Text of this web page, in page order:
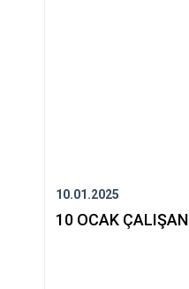
10.01.2025
10 OCAK